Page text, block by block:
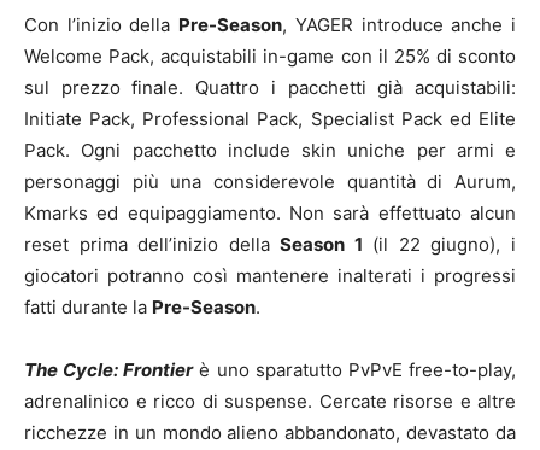
Con l’inizio della Pre-Season, YAGER introduce anche i
Welcome Pack, acquistabili in-game con il 25% di sconto
sul prezzo finale. Quattro i pacchetti già acquistabili:
Initiate Pack, Professional Pack, Specialist Pack ed Elite
Pack. Ogni pacchetto include skin uniche per armi e
personaggi più una considerevole quantità di Aurum,
Kmarks ed equipaggiamento. Non sarà effettuato alcun
reset prima dell’inizio dellaSeason 1 (il 22 giugno), i
giocatori potranno così mantenere inalterati i progressi
fatti durante la Pre-Season.
The Cycle: Frontierè uno sparatutto PvPvE free-to-play,
adrenalinico e ricco di suspense. Cercate risorse e altre
ricchezze in un mondo alieno abbandonato, devastato da